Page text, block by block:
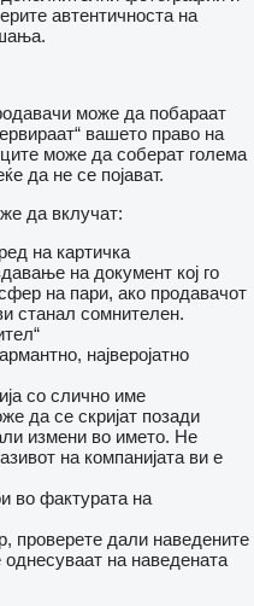
автентичноста на
може да побараат
вашето право на
може да соберат голема
да не се појават.
да вклучат:
на картичка
на документ кој го
на пари, ако продавачот
станал сомнителен.
најверојатно
со слично име
да се скријат позади
измени во името. Не
на компанијата ви е
во фактурата на
проверете дали наведените
на наведената